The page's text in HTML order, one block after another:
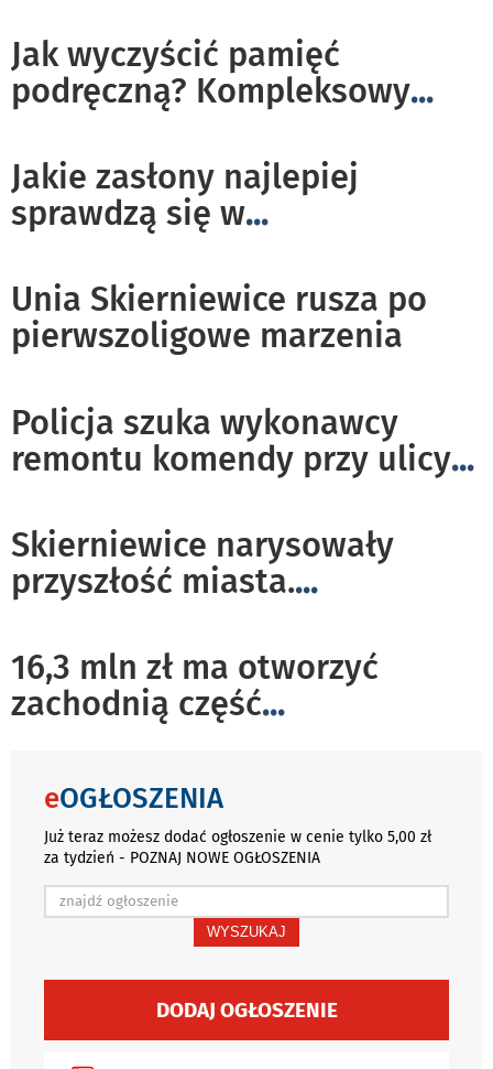
Jak wyczyścić pamięć
podręczną? Kompleksowy...
Jakie zasłony najlepiej
sprawdzą się w...
Unia Skierniewice rusza po
pierwszoligowe marzenia
Policja szuka wykonawcy
remontu komendy przy ulicy...
Skierniewice narysowały
przyszłość miasta....
16,3 mln zł ma otworzyć
zachodnią część...
eOGŁOSZENIA
Już teraz możesz dodać ogłoszenie w cenie tylko 5,00 zł
za tydzień - POZNAJ NOWE OGŁOSZENIA
WYSZUKAJ
DODAJ OGŁOSZENIE